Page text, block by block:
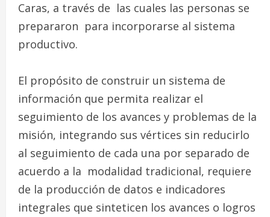
Caras, a través de las cuales las personas se
prepararon para incorporarse al sistema
productivo.
El propósito de construir un sistema de
información que permita realizar el
seguimiento de los avances y problemas de la
misión, integrando sus vértices sin reducirlo
al seguimiento de cada una por separado de
acuerdo a la modalidad tradicional, requiere
de la producción de datos e indicadores
integrales que sinteticen los avances o logros